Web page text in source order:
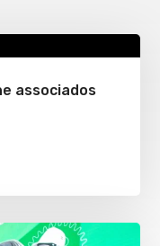
associados